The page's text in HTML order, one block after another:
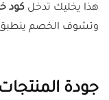
هذا يخليك تدخل كود
وتشوف الخصم ينطبق
جودة